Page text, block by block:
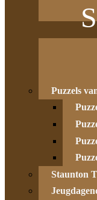
Puzzels
Staunton